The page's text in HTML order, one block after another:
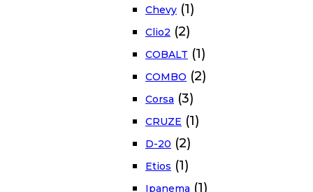
Chevy (1)
Clio2 (2)
COBALT (1)
COMBO (2)
Corsa (3)
CRUZE (1)
D-20 (2)
Etios (1)
Ipanema (1)